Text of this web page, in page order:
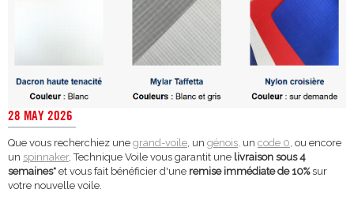
28 MAY 2026
Que vous recherchiez une grand-voile, un génois, un code 0, ou encore
un spinnaker, Technique Voile vous garantit une livraison sous 4
semaines* et vous fait bénéficier d'une remise immédiate de 10%sur
votre nouvelle voile.